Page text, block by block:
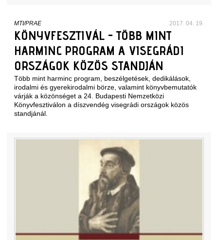
MTI/PRAE 2017. 04. 19.
KÖNYVFESZTIVÁL - TÖBB MINT
HARMINC PROGRAM A VISEGRÁDI
ORSZÁGOK KÖZÖS STANDJÁN
Több mint harminc program, beszélgetések, dedikálások,
irodalmi és gyerekirodalmi börze, valamint könyvbemutatók
várják a közönséget a 24. Budapesti Nemzetközi
Könyvfesztiválon a díszvendég visegrádi országok közös
standjánál.